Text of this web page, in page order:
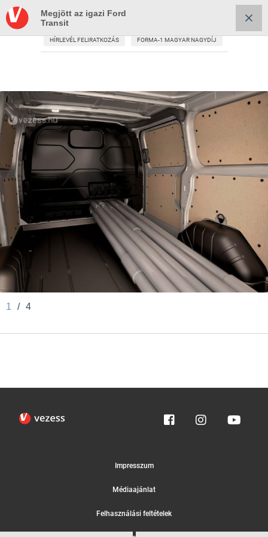
HÍRLEVÉL FELIRATKOZÁS FORMA-1 MAGYAR NAGYDÍJ
Megjött az igazi Ford
Transit
1 / 4
Impresszum
Médiaajánlat
Felhasználási feltételek